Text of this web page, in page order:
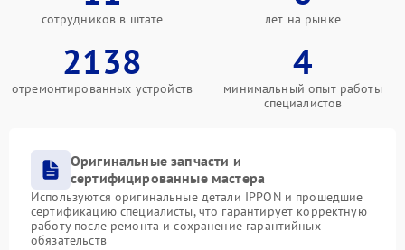
сотрудников в штате лет на рынке
2138
отремонтированных устройств
4
минимальный опыт работы
специалистов
Оригинальные запчасти и
сертифицированные мастера
Используются оригинальные детали IPPON и прошедшие
сертификацию специалисты, что гарантирует корректную
работу после ремонта и сохранение гарантийных
обязательств